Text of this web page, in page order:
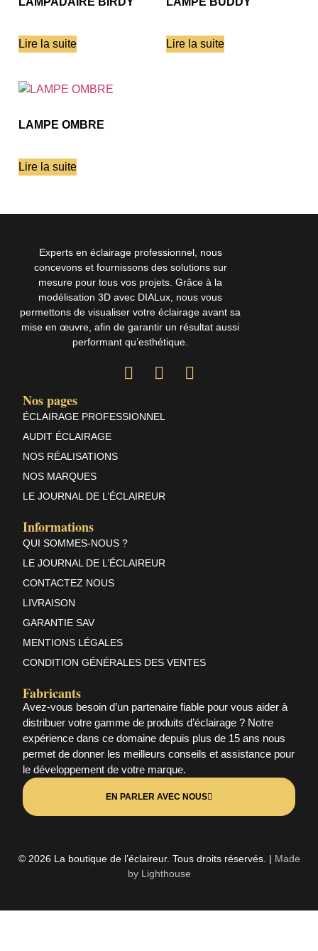
Lire la suite Lire la suite
LAMPE OMBRE
Lire la suite
Experts en éclairage professionnel, nous
concevons et fournissons des solutions sur
mesure pour tous vos projets. Grâce à la
modélisation 3D avec DIALux, nous vous
permettons de visualiser votre éclairage avant sa
mise en œuvre, afin de garantir un résultat aussi
performant qu’esthétique.
Nos pages
ÉCLAIRAGE PROFESSIONNEL
AUDIT ÉCLAIRAGE
NOS RÉALISATIONS
NOS MARQUES
LE JOURNAL DE L’ÉCLAIREUR
Informations
QUI SOMMES-NOUS ?
LE JOURNAL DE L’ÉCLAIREUR
CONTACTEZ NOUS
LIVRAISON
GARANTIE SAV
MENTIONS LÉGALES
CONDITION GÉNÉRALES DES VENTES
Fabricants
Avez-vous besoin d’un partenaire fiable pour vous aider à
distribuer votre gamme de produits d’éclairage ? Notre
expérience dans ce domaine depuis plus de 15 ans nous
permet de donner les meilleurs conseils et assistance pour
le développement de votre marque.
EN PARLER AVEC NOUS
© 2026 La boutique de l’éclaireur. Tous droits réservés. | Made
by Lighthouse